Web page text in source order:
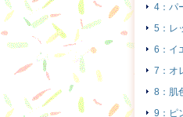
4：パ
5：レ
6：イ
7：オ
8：肌
9：ピ